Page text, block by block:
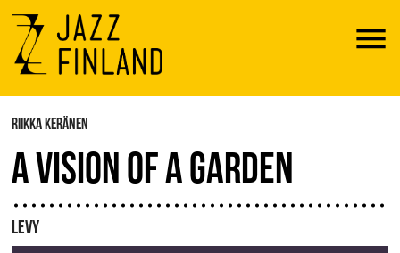
Menu
RIIKKA KERÄNEN
A VISION OF A GARDEN
LEVY